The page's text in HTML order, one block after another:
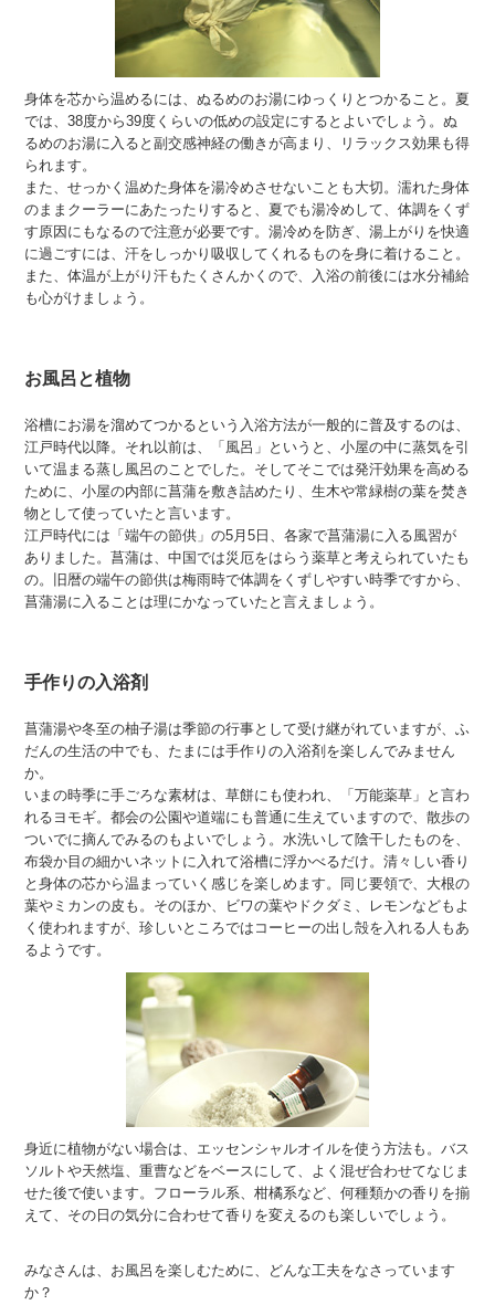
身体を芯から温めるには、ぬるめのお湯にゆっくりとつかること。夏
では、38度から39度くらいの低めの設定にするとよいでしょう。ぬ
るめのお湯に入ると副交感神経の働きが高まり、リラックス効果も得
られます。
また、せっかく温めた身体を湯冷めさせないことも大切。濡れた身体
のままクーラーにあたったりすると、夏でも湯冷めして、体調をくず
す原因にもなるので注意が必要です。湯冷めを防ぎ、湯上がりを快適
に過ごすには、汗をしっかり吸収してくれるものを身に着けること。
また、体温が上がり汗もたくさんかくので、入浴の前後には水分補給
も心がけましょう。
お風呂と植物
浴槽にお湯を溜めてつかるという入浴方法が一般的に普及するのは、
江戸時代以降。それ以前は、「風呂」というと、小屋の中に蒸気を引
いて温まる蒸し風呂のことでした。そしてそこでは発汗効果を高める
ために、小屋の内部に菖蒲を敷き詰めたり、生木や常緑樹の葉を焚き
物として使っていたと言います。
江戸時代には「端午の節供」の5月5日、各家で菖蒲湯に入る風習が
ありました。菖蒲は、中国では災厄をはらう薬草と考えられていたも
の。旧暦の端午の節供は梅雨時で体調をくずしやすい時季ですから、
菖蒲湯に入ることは理にかなっていたと言えましょう。
手作りの入浴剤
菖蒲湯や冬至の柚子湯は季節の行事として受け継がれていますが、ふ
だんの生活の中でも、たまには手作りの入浴剤を楽しんでみません
か。
いまの時季に手ごろな素材は、草餅にも使われ、「万能薬草」と言わ
れるヨモギ。都会の公園や道端にも普通に生えていますので、散歩の
ついでに摘んでみるのもよいでしょう。水洗いして陰干したものを、
布袋か目の細かいネットに入れて浴槽に浮かべるだけ。清々しい香り
と身体の芯から温まっていく感じを楽しめます。同じ要領で、大根の
葉やミカンの皮も。そのほか、ビワの葉やドクダミ、レモンなどもよ
く使われますが、珍しいところではコーヒーの出し殻を入れる人もあ
るようです。
身近に植物がない場合は、エッセンシャルオイルを使う方法も。バス
ソルトや天然塩、重曹などをベースにして、よく混ぜ合わせてなじま
せた後で使います。フローラル系、柑橘系など、何種類かの香りを揃
えて、その日の気分に合わせて香りを変えるのも楽しいでしょう。
みなさんは、お風呂を楽しむために、どんな工夫をなさっています
か？